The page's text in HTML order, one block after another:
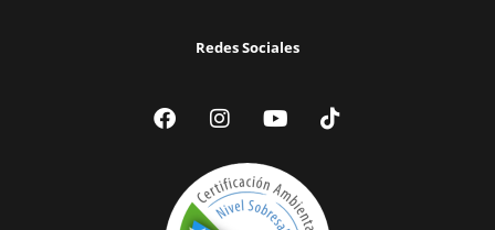
Redes Sociales